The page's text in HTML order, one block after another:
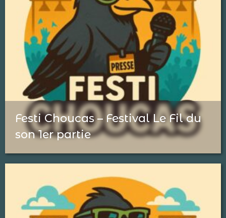
Festi Choucas – Festival Le Fil du
son 1er partie